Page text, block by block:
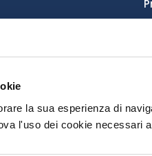
la sua esperienza di
l'uso dei cookie necessari
| Tutti i diritti sono